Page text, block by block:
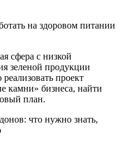
сфера с низкой
зеленой продукции
проект
камни» бизнеса, найти
план.